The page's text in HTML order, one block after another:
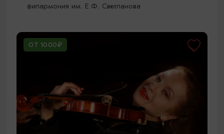
филармония им. Е.Ф. Светланова
ОТ 1000₽